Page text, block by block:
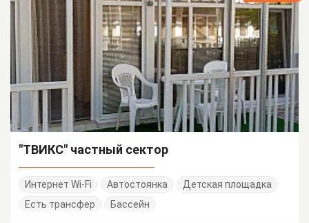
"ТВИКС" частный сектор
Интернет Wi-Fi Автостоянка
Детская площадка
Есть трансфер
Бассейн